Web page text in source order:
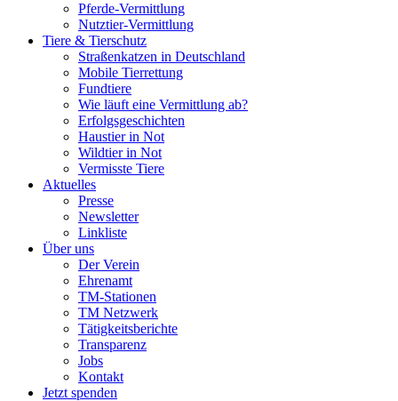
Pferde-Vermittlung
Nutztier-Vermittlung
Tiere & Tierschutz
Straßenkatzen in Deutschland
Mobile Tierrettung
Fundtiere
Wie läuft eine Vermittlung ab?
Erfolgsgeschichten
Haustier in Not
Wildtier in Not
Vermisste Tiere
Aktuelles
Presse
Newsletter
Linkliste
Über uns
Der Verein
Ehrenamt
TM-Stationen
TM Netzwerk
Tätigkeitsberichte
Transparenz
Jobs
Kontakt
Jetzt spenden